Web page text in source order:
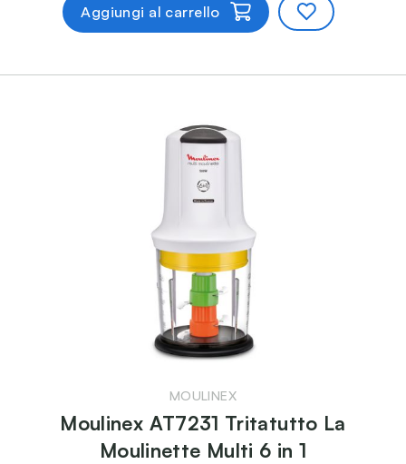
Aggiungi al carrello
MOULINEX
Moulinex AT7231 Tritatutto La
Moulinette Multi 6 in 1